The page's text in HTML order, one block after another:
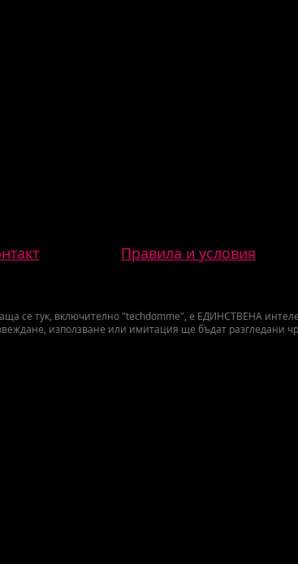
Правила и условия
се тук, включително "techdomme", е ЕДИНСТВЕНА
използване или имитация ще бъдат разгледани